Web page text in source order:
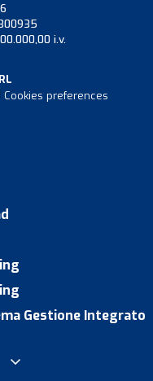
i.v.
Cookies preferences
Gestione Integrato